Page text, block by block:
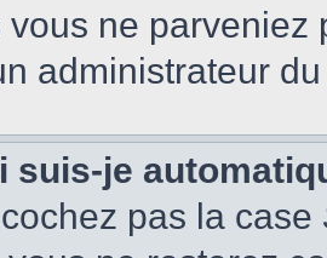
vous ne
administrateur
suis-je
pas la case